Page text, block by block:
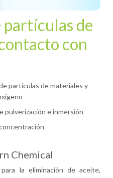
partículas de
con
partículas de materiales y
pulverización e inmersión
Chemical
la eliminación de aceite,